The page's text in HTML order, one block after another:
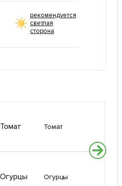
рекомендуется
светлая
сторона
Томат
Огурцы